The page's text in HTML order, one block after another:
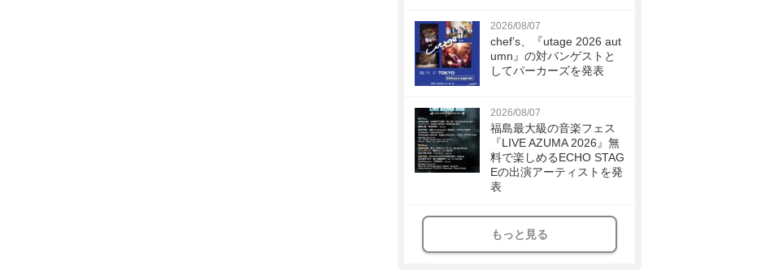
2026/08/07
chef’s、『utage 2026 aut
umn』の対バンゲストと
してパーカーズを発表
2026/08/07
福島最大級の音楽フェス
『LIVE AZUMA 2026』無
料で楽しめるECHO STAG
Eの出演アーティストを発
表
もっと見る